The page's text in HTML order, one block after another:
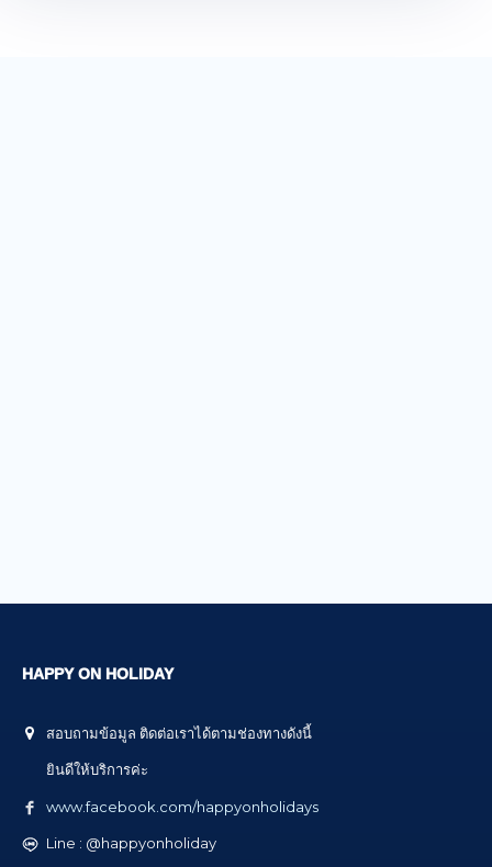
HAPPY ON HOLIDAY
สอบถามข้อมูล ติดต่อเราได้ตามช่องทางดังนี้
ยินดีให้บริการค่ะ
www.facebook.com/happyonholidays
Line : @happyonholiday